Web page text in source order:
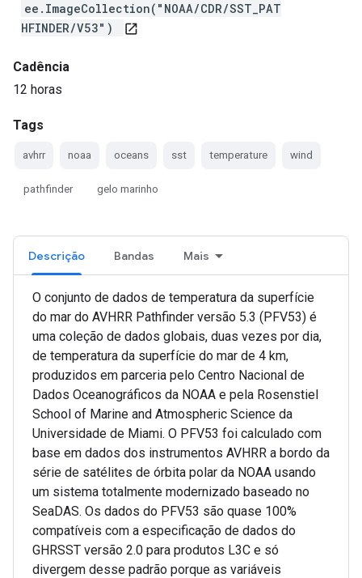
ee.ImageCollection("NOAA/CDR/SST_PAT
HFINDER/V53")
open_in_new
Cadência
12 horas
Tags
avhrr noaa oceans sst temperature wind
pathfinder gelo marinho
Descrição Bandas Mais
O conjunto de dados de temperatura da superfície
do mar do AVHRR Pathfinder versão 5.3 (PFV53) é
uma coleção de dados globais, duas vezes por dia,
de temperatura da superfície do mar de 4 km,
produzidos em parceria pelo Centro Nacional de
Dados Oceanográficos da NOAA e pela Rosenstiel
School of Marine and Atmospheric Science da
Universidade de Miami. O PFV53 foi calculado com
base em dados dos instrumentos AVHRR a bordo da
série de satélites de órbita polar da NOAA usando
um sistema totalmente modernizado baseado no
SeaDAS. Os dados do PFV53 são quase 100%
compatíveis com a especificação de dados do
GHRSST versão 2.0 para produtos L3C e só
divergem desse padrão porque as variáveis